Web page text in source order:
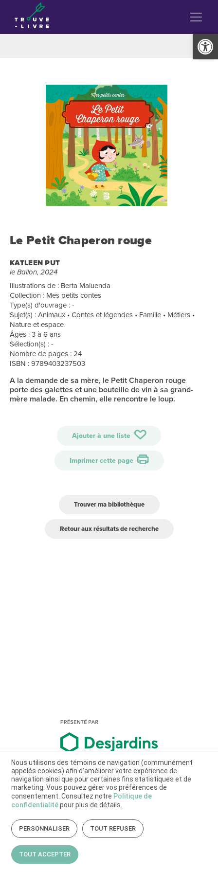
Ouvrir
Le Petit Chaperon rouge
KATLEEN PUT
le Ballon, 2024
Illustrations de : Berta Maluenda
Collection : Mes petits contes
Type(s) d'ouvrage : -
Sujet(s) : Animaux • Contes et légendes • Famille • Métiers •
Nature et espace
Âges : 3 à 6 ans
Sélection(s) : -
Nombre de pages : 24
ISBN : 9789403237503
A la demande de sa mère, le Petit Chaperon rouge
porte des galettes et une bouteille de vin à sa grand-
mère malade. En chemin, elle rencontre le loup.
Ajouter à une liste
Imprimer cette page
Trouver ma bibliothèque
Retour aux résultats de recherche
Nous utilisons des témoins de navigation (communément
appelés cookies) afin d’améliorer votre expérience de
navigation ainsi que pour certaines fins statistiques et de
marketing. Vous pouvez gérer vos préférences de
consentement. Consultez notre Politique de
confidentialitépour plus de détails.
PERSONNALISER TOUT REFUSER
TOUT ACCEPTER